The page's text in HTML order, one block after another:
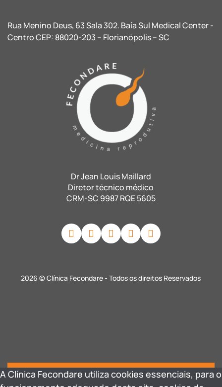
Rua Menino Deus, 63 Sala 302. Baía Sul Medical Center -
Centro CEP: 88020-203 – Florianópolis – SC
Dr Jean Louis Maillard
Diretor técnico médico
CRM-SC 9987 RQE 5605
2026 © Clínica Fecondare - Todos os direitos Reservados
A Clínica Fecondare utiliza cookies essenciais, para o